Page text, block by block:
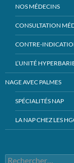
NOS MÉDECINS
CONSULTATION
CONTRE-
L’UNITÉ
NAGE AVEC PALMES
SPÉCIALITÉS NAP
LA NAP CHEZ LES
Rechercher :